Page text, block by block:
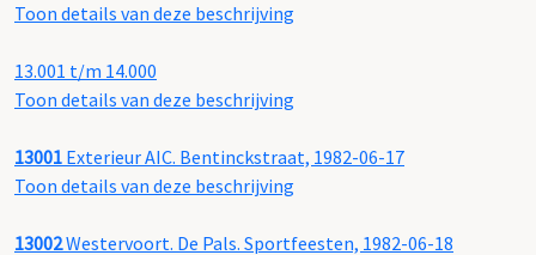
Toon details van deze beschrijving
13.001 t/m 14.000
Toon details van deze beschrijving
13001 Exterieur AIC. Bentinckstraat, 1982-06-17
Toon details van deze beschrijving
13002Westervoort. De Pals. Sportfeesten, 1982-06-18